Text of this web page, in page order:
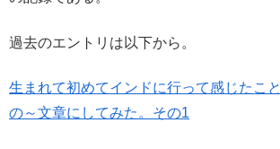
過去のエントリは以下から。
生まれて初めてインドに行って感じたこ
の～文章にしてみた。その1